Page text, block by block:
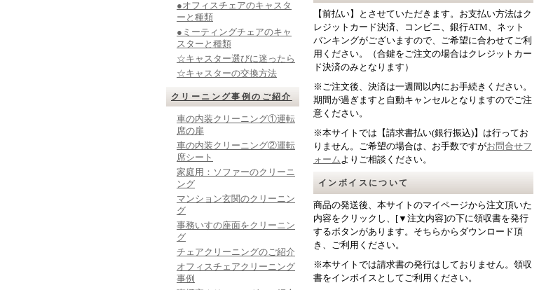
●オフィスチェアのキャスタ
ーと種類
●ミーティングチェアのキャ
スターと種類
☆キャスター選びに迷ったら
☆キャスターの交換方法
クリーニング事例のご紹介
車の内装クリーニング①運転
席の扉
車の内装クリーニング②運転
席シート
家庭用：ソファーのクリーニ
ング
マンション玄関のクリーニン
グ
事務いすの座面をクリーニン
グ
チェアクリーニングのご紹介
オフィスチェアクリーニング
事例
【前払い】とさせていただきます。お支払い方法はク
レジットカード決済、コンビニ、銀行ATM、ネット
バンキングがございますので、ご希望に合わせてご利
用ください。（合鍵をご注文の場合はクレジットカー
ド決済のみとなります）
※ご注文後、決済は一週間以内にお手続きください。
期間が過ぎますと自動キャンセルとなりますのでご注
意ください。
※本サイトでは【請求書払い(銀行振込)】は行ってお
りません。ご希望の場合は、お手数ですがお問合せフ
ォームよりご相談ください。
インボイスについて
商品の発送後、本サイトのマイページから注文頂いた
内容をクリックし、[▼注文内容]の下に領収書を発行
するボタンがあります。そちらからダウンロード頂
き、ご利用ください。
※本サイトでは請求書の発行はしておりません。領収
書をインボイスとしてご利用ください。